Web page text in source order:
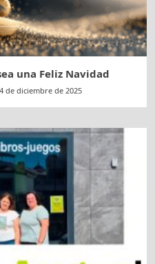
una Feliz Navidad
de diciembre de 2025